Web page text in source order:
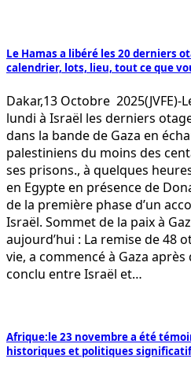
Le Hamas a libéré les 20 derniers
calendrier, lots, lieu, tout ce que
Dakar,13 Octobre
lundi à Israël les derniers
dans la bande de Gaza en
palestiniens du moins des
ses prisons., à quelques
en Egypte en présence de
de la première phase d’un
Israël. Sommet de la paix à
aujourd’hui : La remise de 48
vie, a commencé à Gaza
conclu entre Israël et…
Afrique:le 23 novembre a été
historiques et politiques